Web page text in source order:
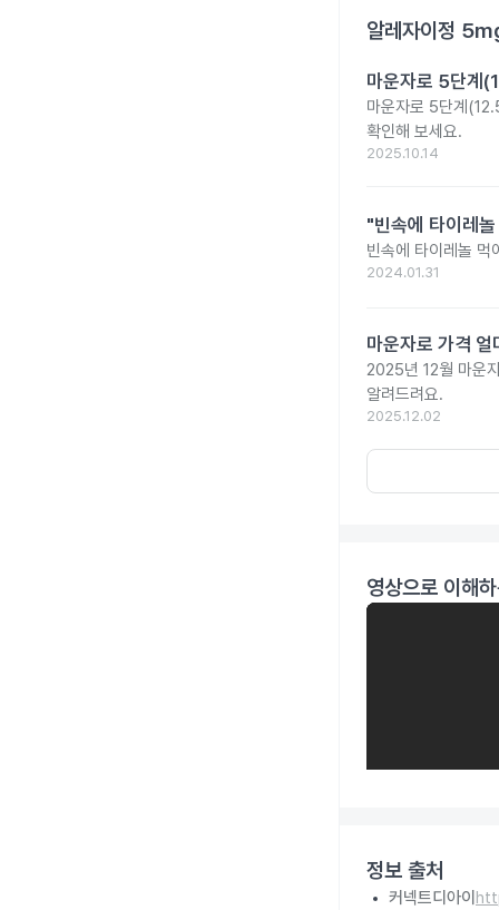
알레자이정
마운자로 5단계
마운자로 5단계
확인해 보세요.
2025.10.14
"빈속에 타이레
빈속에 타이레놀 먹
2024.01.31
마운자로 가격
2025년 12월 마운
알려드려요.
2025.12.02
영상으로 이해
정보 출처
커넥트디아이